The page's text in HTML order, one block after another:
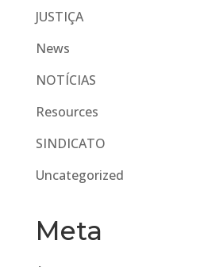
JUSTIÇA
News
NOTÍCIAS
Resources
SINDICATO
Uncategorized
Meta